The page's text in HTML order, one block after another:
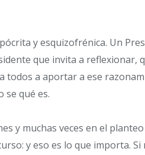
y esquizofrénica. Un
que invita a reflexionar,
todos a aportar a ese
se qué es.
y muchas veces en el
y eso es lo que importa. Si